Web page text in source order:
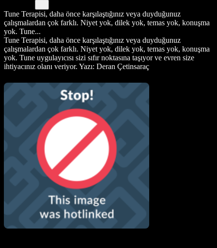
Tune Terapisi, daha önce karşılaştığınız veya duyduğunuz
çalışmalardan çok farklı. Niyet yok, dilek yok, temas yok, konuşma
yok. Tune...
Tune Terapisi, daha önce karşılaştığınız veya duyduğunuz
çalışmalardan çok farklı. Niyet yok, dilek yok, temas yok, konuşma
yok. Tune uygulayıcısı sizi sıfır noktasına taşıyor ve evren size
ihtiyacınız olanı veriyor. Yazı: Deran Çetinsaraç